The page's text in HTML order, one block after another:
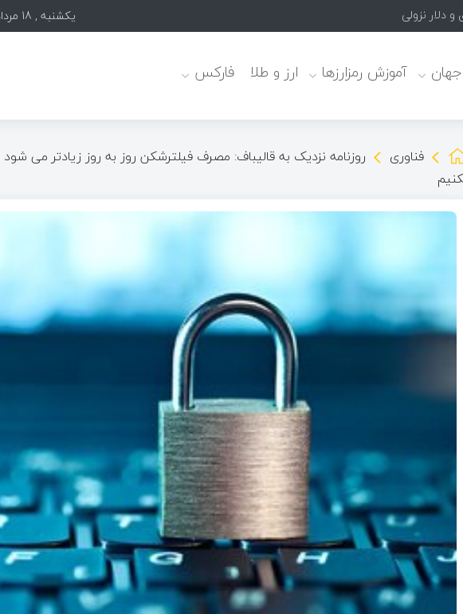
یکشنبه , 18 مرداد 1405
جهان آموزش رمزارزها ارز و طلا فارکس
فناوری
روزنامه نزدیک به قالیباف: مصرف فیلترشکن روز به روز زیادتر می